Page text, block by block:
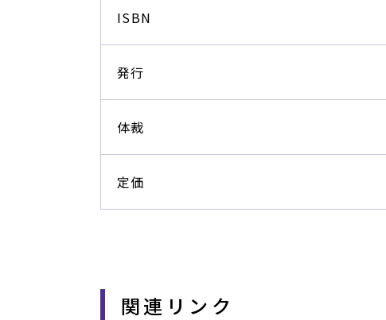
ISBN
発行
体裁
定価
関連リンク